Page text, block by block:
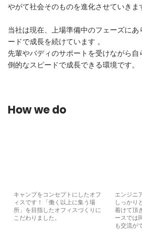
やがて社会そのものを進化させていきま
当社は現在、上場準備中のフェーズに
ードで成長を続けています 。
先輩やバディのサポートを受けながら
倒的なスピードで成長できる環境です。
How we do
キャンプをコンセプトにしたオフ
ィスです！「働く以上に集う場
所」を目指したオフィスづくりに
こだわりました。
エンジニ
しっかり
着けて頂
ースでは
も交流が